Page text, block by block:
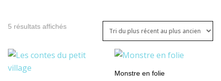
5 résultats affichésTrié
récent
Monstre en folie